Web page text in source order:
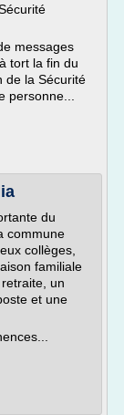
messages
tort la fin du
de la Sécurité
du
commune
collèges,
familiale
un
et une